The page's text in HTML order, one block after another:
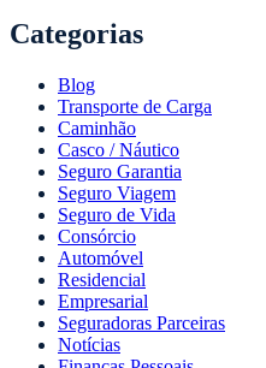
Categorias
Blog
Transporte de Carga
Caminhão
Casco / Náutico
Seguro Garantia
Seguro Viagem
Seguro de Vida
Consórcio
Automóvel
Residencial
Empresarial
Seguradoras Parceiras
Notícias